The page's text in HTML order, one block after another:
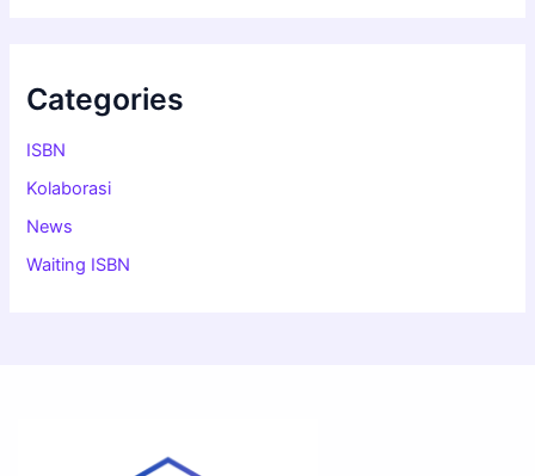
Categories
ISBN
Kolaborasi
News
Waiting ISBN